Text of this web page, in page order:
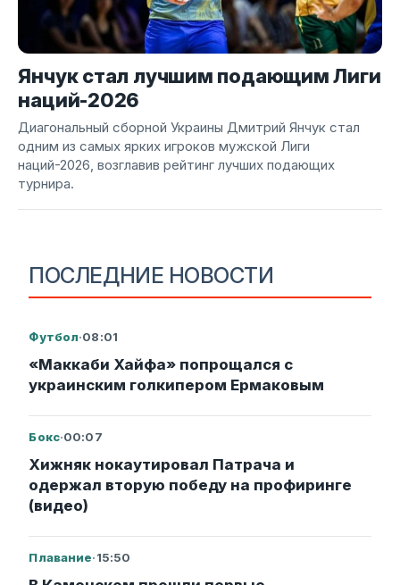
ПОСЛЕДНИЕ НОВОСТИ
Футбол·08:01
«Маккаби Хайфа» попрощался с
украинским голкипером Ермаковым
Бокс·00:07
Хижняк нокаутировал Патрача и
одержал вторую победу на профиринге
(видео)
Плавание·15:50
Янчук стал лучшим подающим Лиги
наций-2026
Диагональный сборной Украины Дмитрий Янчук стал
одним из самых ярких игроков мужской Лиги
наций-2026, возглавив рейтинг лучших подающих
турнира.